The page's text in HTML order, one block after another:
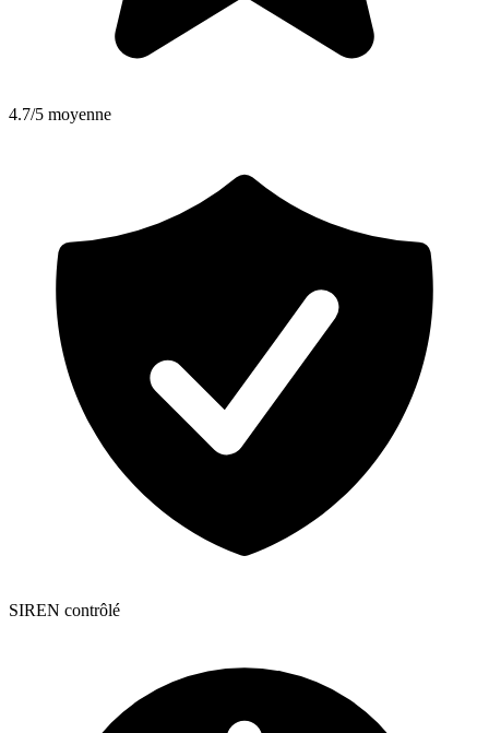
4.7/5 moyenne
SIREN contrôlé